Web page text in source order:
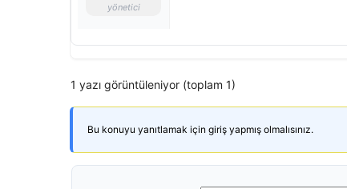
yönetici
1 yazı görüntüleniyor (toplam 1)
Bu konuyu yanıtlamak için giriş yapmış olmalısınız.